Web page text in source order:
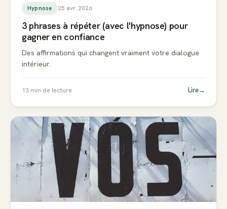
Hypnose 25 avr. 2026
3 phrases à répéter (avec l'hypnose) pour
gagner en confiance
Des affirmations qui changent vraiment votre dialogue
intérieur.
13 min de lecture Lire→